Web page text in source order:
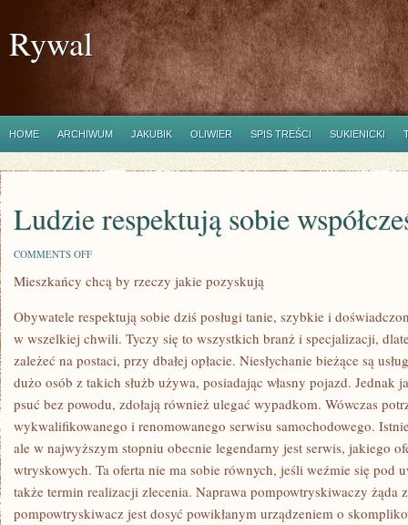
Rywal
HOME ARCHIWUM JAKUBIK OLIWIER SPIS TREŚCI SUKIENICKI
Ludzie respektują sobie
COMMENTS OFFON
RESPEKTUJĄ
SOBIE
USŁUGI
TANIE
Mieszkańcy chcą by rzeczy jakie pozyskują
Obywatele respektują sobie dziś posługi tanie, szybkie i
w wszelkiej chwili. Tyczy się to wszystkich branż i specjalizacji,
zależeć na postaci, przy dbałej opłacie. Niesłychanie bieżące są
dużo osób z takich służb używa, posiadając własny pojazd. Jednak
psuć bez powodu, zdołają również ulegać wypadkom. Wówczas
wykwalifikowanego i renomowanego serwisu samochodowego.
ale w najwyższym stopniu obecnie legendarny jest serwis, jakiego
wtryskowych. Ta oferta nie ma sobie równych, jeśli weźmie się pod
także termin realizacji zlecenia. Naprawa pompowtryskiwaczy żąda
pompowtryskiwacz jest dosyć powikłanym urządzeniem o